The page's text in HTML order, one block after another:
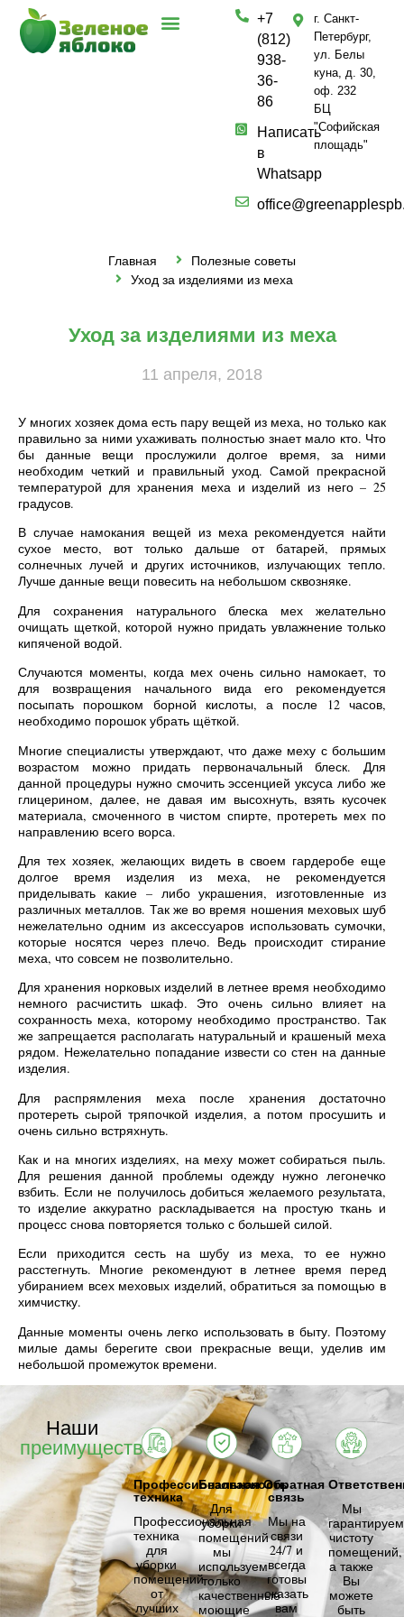
+7
(812)
938-
36-
86
Написать
в
Whatsapp
г. Санкт-
Петербург,
ул. Белы
куна, д. 30,
оф. 232
БЦ
"Софийская
площадь"
Главная
Полезные советы
Уход за изделиями из меха
Уход за изделиями из меха
11 апреля, 2018
У многих хозяек дома есть пару вещей из меха, но только как
правильно за ними ухаживать полностью знает мало кто. Что
бы данные вещи прослужили долгое время, за ними
необходим четкий и правильный уход. Самой прекрасной
температурой для хранения меха и изделий из него – 25
градусов.
В случае намокания вещей из меха рекомендуется найти
сухое место, вот только дальше от батарей, прямых
солнечных лучей и других источников, излучающих тепло.
Лучше данные вещи повесить на небольшом сквозняке.
Для сохранения натурального блеска мех желательно
очищать щеткой, которой нужно придать увлажнение только
кипяченой водой.
Случаются моменты, когда мех очень сильно намокает, то
для возвращения начального вида его рекомендуется
посыпать порошком борной кислоты, а после 12 часов,
необходимо порошок убрать щёткой.
Многие специалисты утверждают, что даже меху с большим
возрастом можно придать первоначальный блеск. Для
данной процедуры нужно смочить эссенцией уксуса либо же
глицерином, далее, не давая им высохнуть, взять кусочек
материала, смоченного в чистом спирте, протереть мех по
направлению всего ворса.
Для тех хозяек, желающих видеть в своем гардеробе еще
долгое время изделия из меха, не рекомендуется
приделывать какие – либо украшения, изготовленные из
различных металлов. Так же во время ношения меховых шуб
нежелательно одним из аксессуаров использовать сумочки,
которые носятся через плечо. Ведь происходит стирание
меха, что совсем не позволительно.
Для хранения норковых изделий в летнее время необходимо
немного расчистить шкаф. Это очень сильно влияет на
сохранность меха, которому необходимо пространство. Так
же запрещается располагать натуральный и крашеный меха
рядом. Нежелательно попадание извести со стен на данные
изделия.
Для распрямления меха после хранения достаточно
протереть сырой тряпочкой изделия, а потом просушить и
очень сильно встряхнуть.
Как и на многих изделиях, на меху может собираться пыль.
Для решения данной проблемы одежду нужно легонечко
взбить. Если не получилось добиться желаемого результата,
то изделие аккуратно раскладывается на простую ткань и
процесс снова повторяется только с большей силой.
Если приходится сесть на шубу из меха, то ее нужно
расстегнуть. Многие рекомендуют в летнее время перед
убиранием всех меховых изделий, обратиться за помощью в
химчистку.
Данные моменты очень легко использовать в быту. Поэтому
милые дамы берегите свои прекрасные вещи, уделив им
небольшой промежуток времени.
Наши
преимущества
Профессиональная
техника
Профессиональная
техника
для
уборки
помещений
от
лучших
Безопасность
Для
уборки
помещений
мы
используем
только
качественные
моющие
Обратная
связь
Мы на
связи
24/7 и
всегда
готовы
оказать
вам
Мы
гарантируем
чистоту
помещений,
а также
Вы
можете
быть